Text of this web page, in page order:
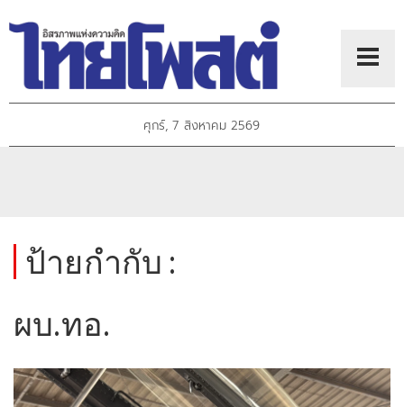
ศุกร์, 7 สิงหาคม 2569
ป้ายกำกับ :
ผบ.ทอ.